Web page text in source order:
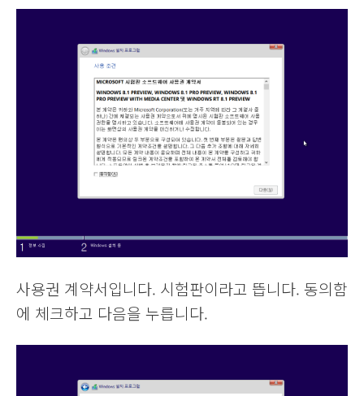
사용권 계약서입니다. 시험판이라고 뜹니다. 동의함
에 체크하고 다음을 누릅니다.